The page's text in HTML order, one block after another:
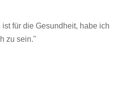
für die Gesundheit, habe ich
zu sein."